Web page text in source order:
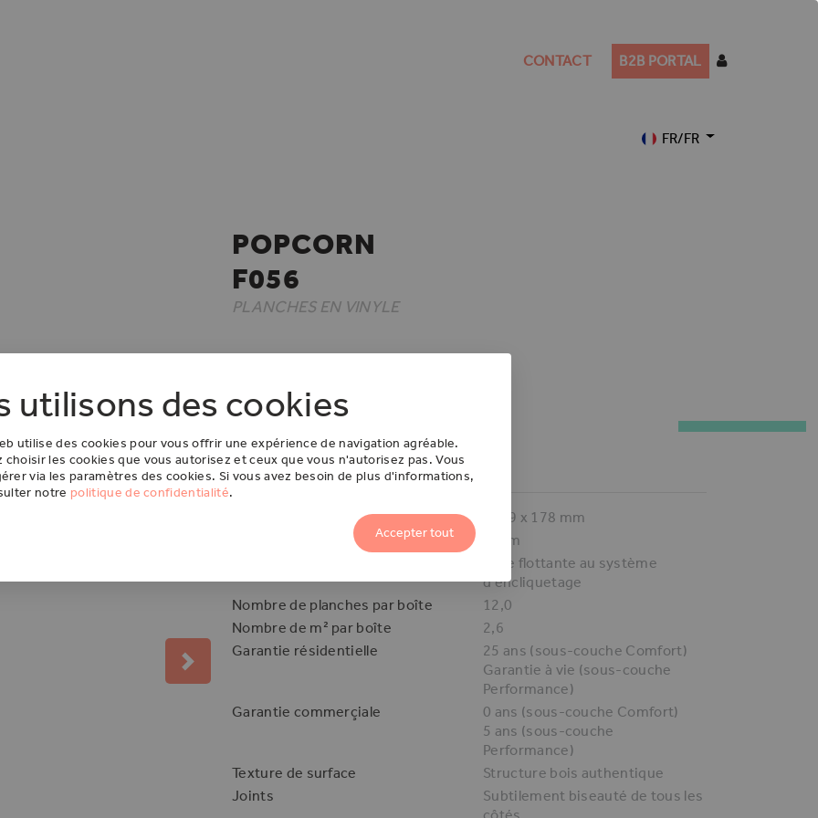
FR/FR
CONTACT B2B PORTAL
Next
POPCORN
F056
PLANCHES EN VINYLE
DÉTAILS TECHNIQUES
1219 x 178 mm
mm
Pose flottante au système
d'encliquetage
Nombre de planches par boîte
12,0
Nombre de m² par boîte
2,6
Garantie résidentielle
25 ans (sous-couche Comfort)
Garantie à vie (sous-couche
Performance)
Garantie commerçiale
0 ans (sous-couche Comfort)
5 ans (sous-couche
Performance)
Texture de surface
Structure bois authentique
Joints
Subtilement biseauté de tous les
utilisons des cookies
utilise des cookies pour vous offrir une expérience de navigation agréable.
choisir les cookies que vous autorisez et ceux que vous n'autorisez pas. Vous
via les paramètres des cookies. Si vous avez besoin de plus d'informations,
notre politique de confidentialité.
Accepter tout